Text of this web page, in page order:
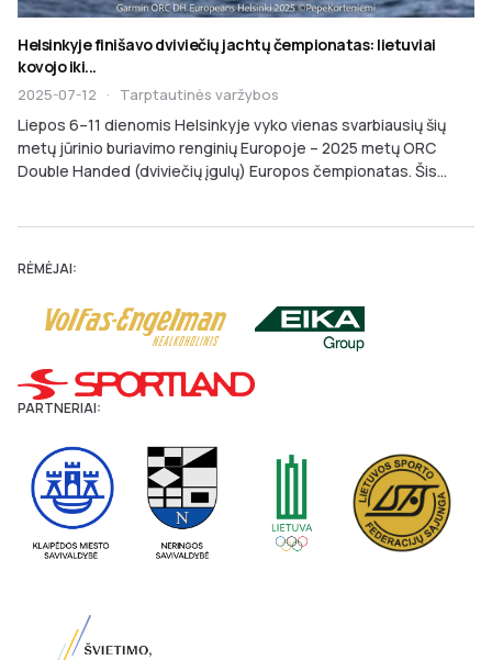
Helsinkyje finišavo dviviečių jachtų čempionatas: lietuviai
kovojo iki...
2025-07-12 · Tarptautinės varžybos
Liepos 6–11 dienomis Helsinkyje vyko vienas svarbiausių šių
metų jūrinio buriavimo renginių Europoje – 2025 metų ORC
Double Handed (dviviečių įgulų) Europos čempionatas. Šis...
RĖMĖJAI:
PARTNERIAI: